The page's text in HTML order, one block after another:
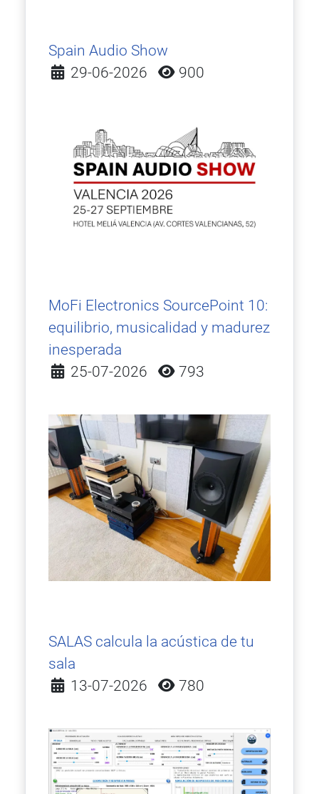
Spain Audio Show
Detalles
29-06-2026 900
MoFi Electronics SourcePoint 10:
equilibrio, musicalidad y madurez
inesperada
Detalles
25-07-2026 793
SALAS calcula la acústica de tu
sala
Detalles
13-07-2026 780